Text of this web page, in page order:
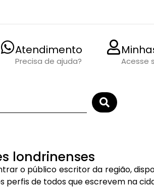
Atendimento
Precisa de ajuda? Acesse
londrinenses
o público escritor da região,
perfis de todos que escrevem na